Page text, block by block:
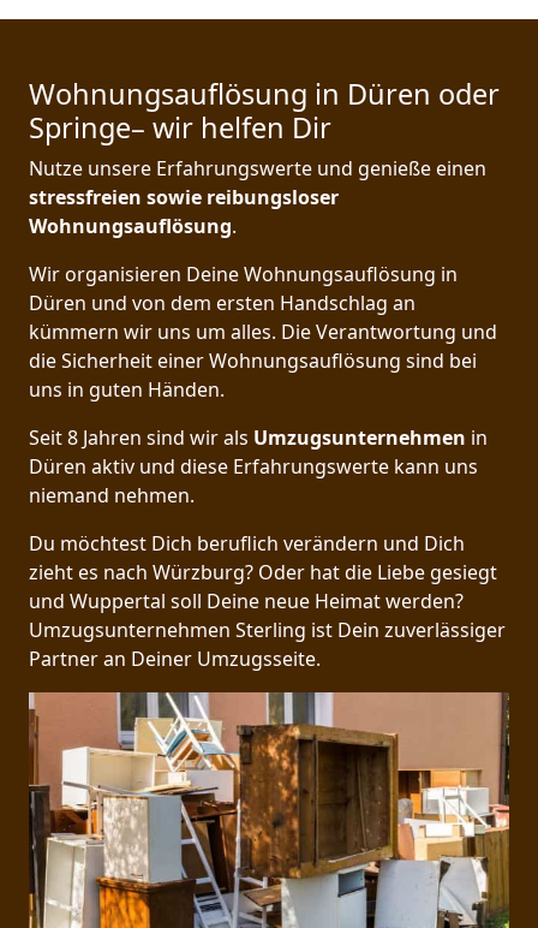
Wohnungsauflösung in Düren oder
Springe– wir helfen Dir
Nutze unsere Erfahrungswerte und genieße einen
stressfreien sowie reibungsloser
Wohnungsauflösung.
Wir organisieren Deine Wohnungsauflösung in
Düren und von dem ersten Handschlag an
kümmern wir uns um alles. Die Verantwortung und
die Sicherheit einer Wohnungsauflösung sind bei
uns in guten Händen.
Seit 8 Jahren sind wir als Umzugsunternehmen in
Düren aktiv und diese Erfahrungswerte kann uns
niemand nehmen.
Du möchtest Dich beruflich verändern und Dich
zieht es nach Würzburg? Oder hat die Liebe gesiegt
und Wuppertal soll Deine neue Heimat werden?
Umzugsunternehmen Sterling ist Dein zuverlässiger
Partner an Deiner Umzugsseite.